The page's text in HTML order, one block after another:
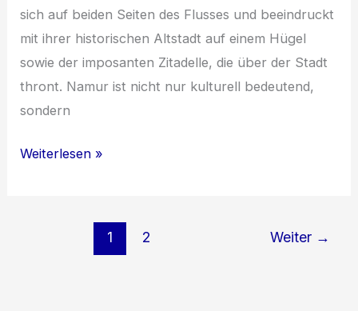
sich auf beiden Seiten des Flusses und beeindruckt
mit ihrer historischen Altstadt auf einem Hügel
sowie der imposanten Zitadelle, die über der Stadt
thront. Namur ist nicht nur kulturell bedeutend,
sondern
Die
Weiterlesen »
1 2 Weiter →